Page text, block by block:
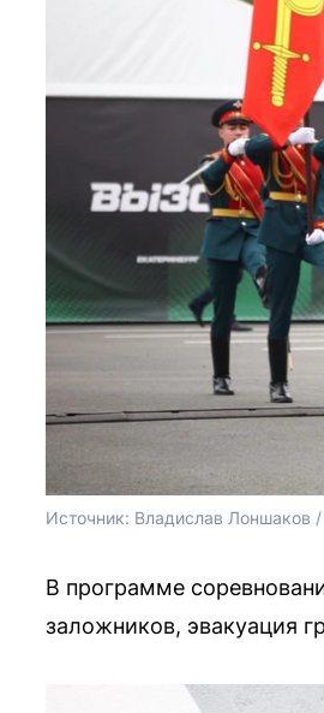
Источник: Владислав Лоншаков /
В программе
заложников, эвакуация